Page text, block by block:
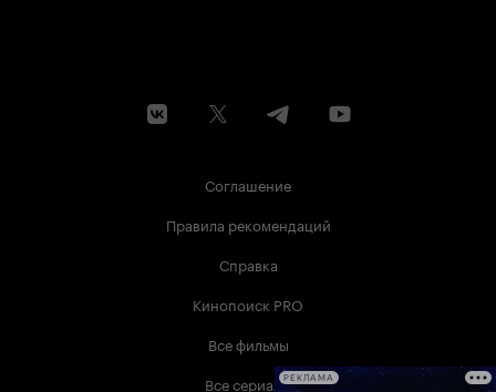
Соглашение
Правила рекомендаций
Справка
Кинопоиск PRO
Все фильмы
Все сериалыРЕКЛАМА